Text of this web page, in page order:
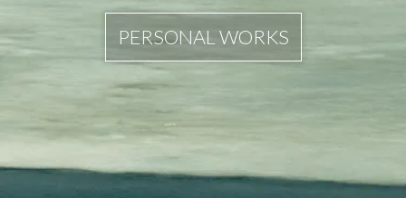
PERSONAL WORKS